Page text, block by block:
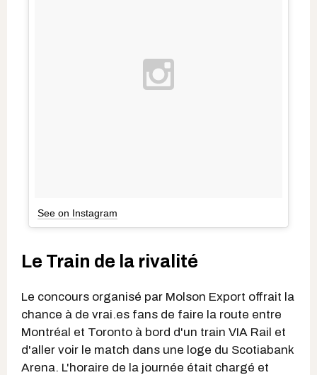
See on Instagram
Le Train de la rivalité
Le concours organisé par Molson Export offrait la
chance à de vrai.es fans de faire la route entre
Montréal et Toronto à bord d'un train VIA Rail et
d'aller voir le match dans une loge du Scotiabank
Arena. L'horaire de la journée était chargé et